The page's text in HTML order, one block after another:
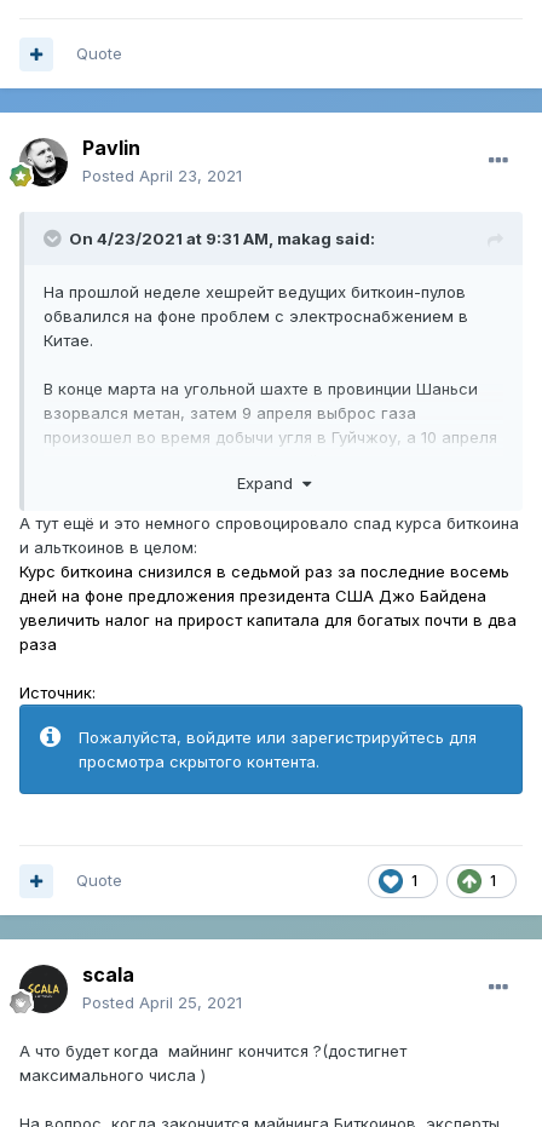
Quote
Pavlin
Posted April 23, 2021
On 4/23/2021 at 9:31 AM, makag said:
На прошлой неделе хешрейт ведущих биткоин-пулов
обвалился на фоне проблем с электроснабжением в
Китае.
В конце марта на угольной шахте в провинции Шаньси
взорвался метан, затем 9 апреля выброс газа
произошел во время добычи угля в Гуйчжоу, а 10 апреля
криптовалюты внезапно упала примерно на 10% — с
уровней выше $61 000 до отметок ниже $52 000.
Expand
А тут ещё и это немного спровоцировало спад курса биткоина
и альткоинов в целом:
Курс биткоина снизился в седьмой раз за последние восемь
дней на фоне предложения президента США Джо Байдена
увеличить налог на прирост капитала для богатых почти в два
раза
Источник:
Пожалуйста, войдите или зарегистрируйтесь для
просмотра скрытого контента.
1 1
Quote
scala
Posted April 25, 2021
А что будет когда майнинг кончится ?(достигнет
максимального числа )